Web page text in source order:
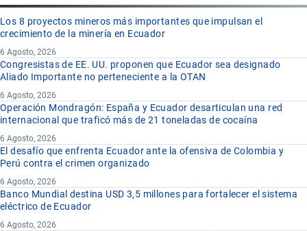
Los 8 proyectos mineros más importantes que impulsan el
crecimiento de la minería en Ecuador
6 Agosto, 2026
Congresistas de EE. UU. proponen que Ecuador sea designado
Aliado Importante no perteneciente a la OTAN
6 Agosto, 2026
Operación Mondragón: España y Ecuador desarticulan una red
internacional que traficó más de 21 toneladas de cocaína
6 Agosto, 2026
El desafío que enfrenta Ecuador ante la ofensiva de Colombia y
Perú contra el crimen organizado
6 Agosto, 2026
Banco Mundial destina USD 3,5 millones para fortalecer el sistema
eléctrico de Ecuador
6 Agosto, 2026